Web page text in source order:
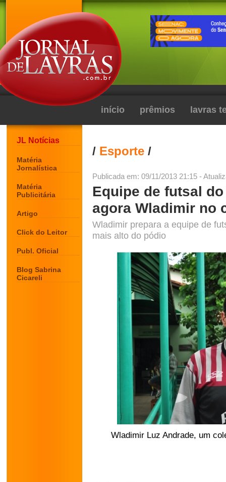
início prêmios lavras
JL Notícias
Matéria
Jornalística
Matéria
Publicitária
Artigo
Click do Leitor
Publ. Oficial
Blog Sabrina
Cicareli
/ Esporte /
Publicada em: 09/11/2013 21:15 -
Equipe de futsal
agora Wladimir no
Wladimir prepara a equipe de
mais alto do pódio
Wladimir Luz Andrade, um